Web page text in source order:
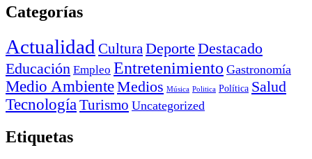
Categorías
Actualidad Cultura Deporte Destacado
Educación Empleo Entretenimiento Gastronomía
Medio AmbienteMedios Música Politica Política Salud
Tecnología Turismo Uncategorized
Etiquetas